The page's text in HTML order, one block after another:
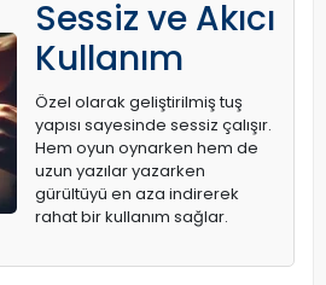
Sessiz ve Akıcı
Kullanım
Özel olarak geliştirilmiş tuş
yapısı sayesinde sessiz çalışır.
Hem oyun oynarken hem de
uzun yazılar yazarken
gürültüyü en aza indirerek
rahat bir kullanım sağlar.